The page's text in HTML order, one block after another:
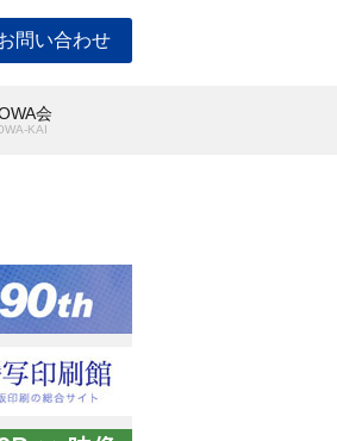
問い合わせ
会
KAI